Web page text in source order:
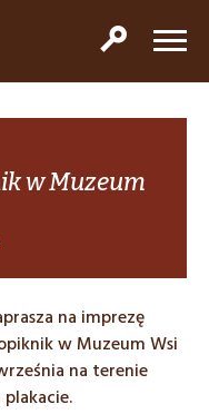
w Muzeum
na imprezę
w Muzeum Wsi
na terenie
plakacie.